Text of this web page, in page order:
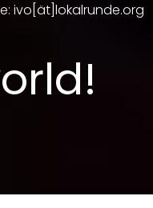
ivo[ät]lokalrunde.org